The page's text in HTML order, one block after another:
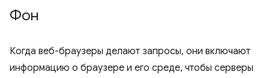
Фон
Когда веб-браузеры делают запросы, они включают
информацию о браузере и его среде, чтобы серверы